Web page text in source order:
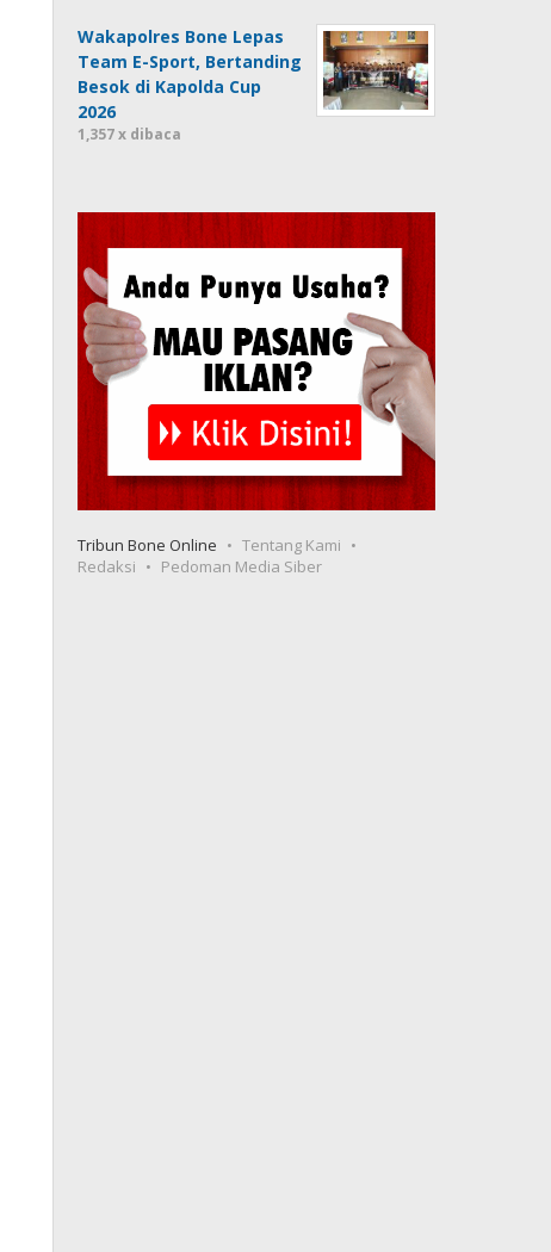
Wakapolres Bone Lepas
Team E-Sport, Bertanding
Besok di Kapolda Cup
2026
1,357 x dibaca
Tribun Bone Online
Tentang Kami
Redaksi
Pedoman Media Siber